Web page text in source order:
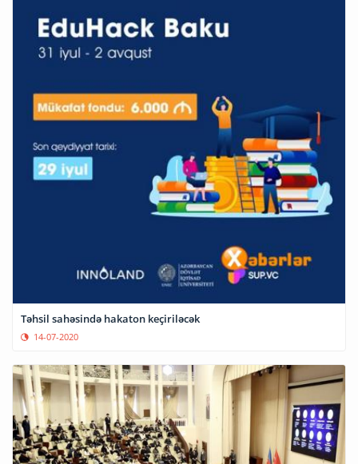
Təhsil sahəsində hakaton keçiriləcək
14-07-2020